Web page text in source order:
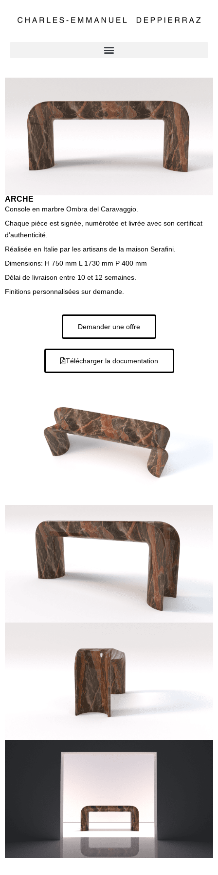
ARCHE
Console en marbre Ombra del Caravaggio.
Chaque pièce est signée, numérotée et livrée avec son certificat
d’authenticité.
Réalisée en Italie par les artisans de la maison Serafini.
Dimensions: H 750 mm L 1730 mm P 400 mm
Délai de livraison entre 10 et 12 semaines.
Finitions personnalisées sur demande.
Demander une offre
Télécharger la documentation